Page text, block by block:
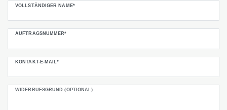
VOLLSTÄNDIGER NAME*
AUFTRAGSNUMMER*
KONTAKT-E-MAIL*
WIDERRUFSGRUND (OPTIONAL)
Ceres::Template.mailFormHoneypotLabel